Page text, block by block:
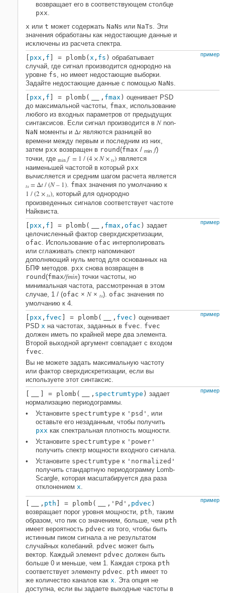
возвращает его в соответствующем столбце
pxx.
x или t может содержать NaNs или NaTs. Эти
значения обработаны как недостающие данные и
исключены из расчета спектра.
пример
pxx , f ] = plomb( x , fs ) обрабатывает
случай, где сигнал производится однородно на
уровне fs, но имеет недостающие выборки.
Задайте недостающие данные с помощью NaNs.
pxx , f ] = plomb( , fmax ) оценивает PSD
до максимальной частоты, fmax, использование
любого из входных параметров от предыдущих
синтаксисов. Если сигнал производится в Nnon-
NaN моменты и Δt являются разницей во
времени между первым и последним из них,
затем pxx возвращен в round(fmax / min f)
точки, где min f= 1 / (4 ×N× ts) является
наименьшей частотой в который pxx
вычисляется и средним шагом расчета является
ts = Δt/ (N– 1). fmax значения по умолчанию к
1 / (2 × ts), который для однородно
произведенных сигналов соответствует частоте
Найквиста.
пример
pxx , f ] = plomb( , fmax , ofac ) задает
целочисленный фактор сверхдискретизации,
ofac. Использование ofac интерполировать
или сглаживать спектр напоминают
дополняющий нуль метод для основанных на
БПФ методов. pxx снова возвращен в
round(fmax/fmin) точки частоты, но
минимальная частота, рассмотренная в этом
случае, 1 / (ofac × N× ts). ofac значения по
умолчанию к 4.
пример
pxx , fvec ] = plomb( , fvec ) оценивает
PSD x на частотах, заданных в fvec. fvec
должен иметь по крайней мере два элемента.
Второй выходной аргумент совпадает с входом
fvec.
Вы не можете задать максимальную частоту
или фактор сверхдискретизации, если вы
используете этот синтаксис.
пример
] = plomb( , spectrumtype ) задает
нормализацию периодограммы.
Установите spectrumtype к 'psd' , или
оставьте его незаданным, чтобы получить
pxx как спектральная плотность мощности.
Установите spectrumtype к 'power'
получить спектр мощности входного сигнала.
Установите spectrumtype к 'normalized'
получить стандартную периодограмму Lomb-
Scargle, которая масштабируется два раза
отклонением x.
пример
, pth ] = plomb( ,'Pd', pdvec )
возвращает порог уровня мощности, pth, таким
образом, что пик со значением, больше, чем pth
имеет вероятность pdvec из того, чтобы быть
истинным пиком сигнала а не результатом
случайных колебаний. pdvec может быть
вектор. Каждый элемент pdvec должен быть
больше 0 и меньше, чем 1. Каждая строка pth
соответствует элементу pdvec. pth имеет то
же количество каналов как x. Эта опция не
доступна, если вы задаете выходные частоты в